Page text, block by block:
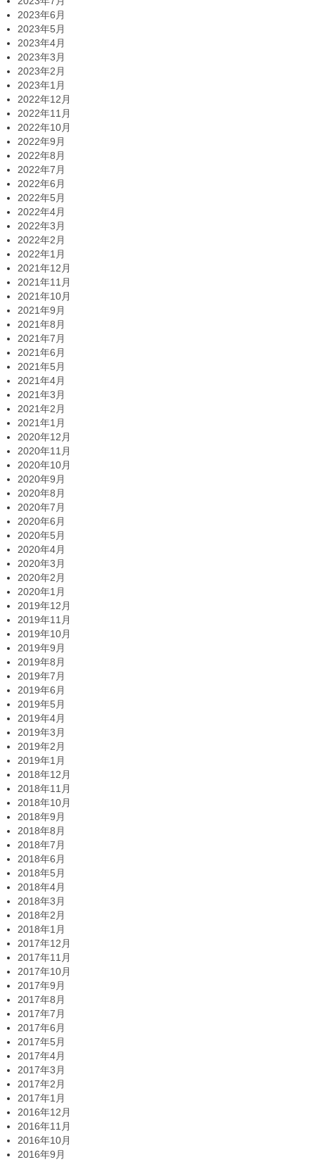
2023年6月
2023年5月
2023年4月
2023年3月
2023年2月
2023年1月
2022年12月
2022年11月
2022年10月
2022年9月
2022年8月
2022年7月
2022年6月
2022年5月
2022年4月
2022年3月
2022年2月
2022年1月
2021年12月
2021年11月
2021年10月
2021年9月
2021年8月
2021年7月
2021年6月
2021年5月
2021年4月
2021年3月
2021年2月
2021年1月
2020年12月
2020年11月
2020年10月
2020年9月
2020年8月
2020年7月
2020年6月
2020年5月
2020年4月
2020年3月
2020年2月
2020年1月
2019年12月
2019年11月
2019年10月
2019年9月
2019年8月
2019年7月
2019年6月
2019年5月
2019年4月
2019年3月
2019年2月
2019年1月
2018年12月
2018年11月
2018年10月
2018年9月
2018年8月
2018年7月
2018年6月
2018年5月
2018年4月
2018年3月
2018年2月
2018年1月
2017年12月
2017年11月
2017年10月
2017年9月
2017年8月
2017年7月
2017年6月
2017年5月
2017年4月
2017年3月
2017年2月
2017年1月
2016年12月
2016年11月
2016年10月
2016年9月